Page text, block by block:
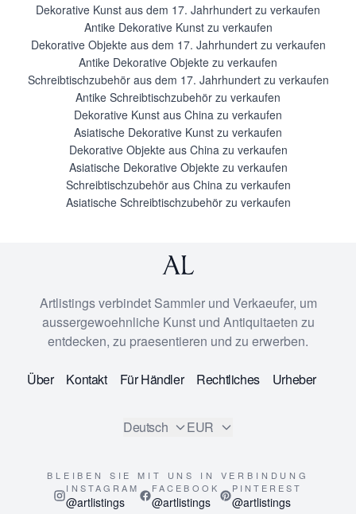
Dekorative Kunst aus dem 17. Jahrhundert zu verkaufen
Antike Dekorative Kunst zu verkaufen
Dekorative Objekte aus dem 17. Jahrhundert zu verkaufen
Antike Dekorative Objekte zu verkaufen
Schreibtischzubehör aus dem 17. Jahrhundert zu verkaufen
Antike Schreibtischzubehör zu verkaufen
Dekorative Kunst aus China zu verkaufen
Asiatische Dekorative Kunst zu verkaufen
Dekorative Objekte aus China zu verkaufen
Asiatische Dekorative Objekte zu verkaufen
Schreibtischzubehör aus China zu verkaufen
Asiatische Schreibtischzubehör zu verkaufen
Artlistings verbindet Sammler und Verkaeufer, um
aussergewoehnliche Kunst und Antiquitaeten zu
entdecken, zu praesentieren und zu erwerben.
Über Kontakt Für Händler Rechtliches Urheber
Deutsch EUR
BLEIBEN SIE MIT UNS IN VERBINDUNG
INSTAGRAM
@artlistings
FACEBOOK
@artlistings
PINTEREST
@artlistings